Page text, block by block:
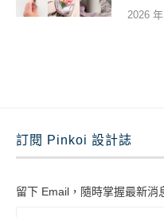
2026
訂閱 Pinkoi 設計誌
留下 Email，隨時掌握最新消